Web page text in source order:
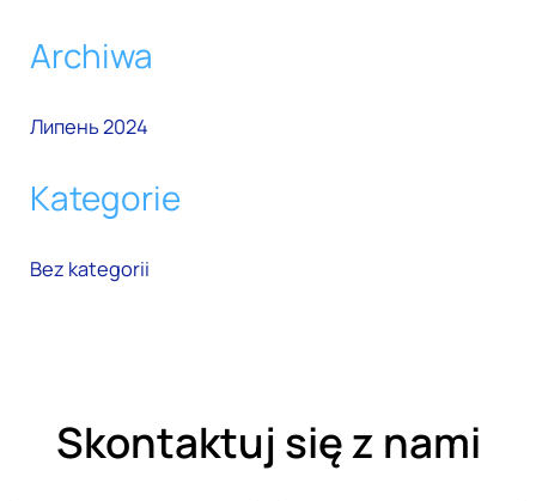
Archiwa
Липень 2024
Kategorie
Bez kategorii
Skontaktuj się z nami